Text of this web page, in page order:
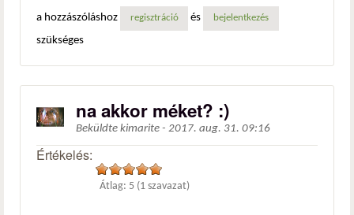
a hozzászóláshoz regisztráció és bejelentkezés
szükséges
na akkor méket? :)
Beküldte kimarite - 2017. aug. 31. 09:16
Értékelés:
Átlag: 5 (1 szavazat)